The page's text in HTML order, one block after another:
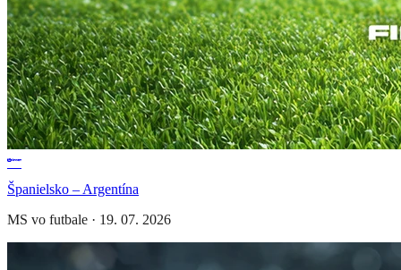
Španielsko – Argentína
MS vo futbale · 19. 07. 2026